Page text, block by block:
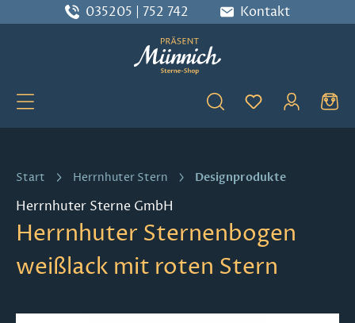
Zum Hauptinhalt springen
035205 | 752 742 Kontakt
Du hast 0
Start Herrnhuter Stern Designprodukte
Herrnhuter Sterne GmbH
Herrnhuter Sternenbogen
weißlack mit roten Stern